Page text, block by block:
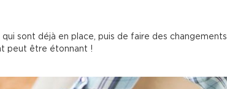
sont déjà en place, puis de faire des changements
peut être étonnant !